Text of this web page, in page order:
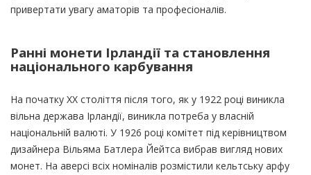
привертати увагу аматорів та професіоналів.
Ранні монети Ірландії та становлення
національного карбування
На початку XX століття після того, як у 1922 році виникла
вільна держава Ірландії, виникла потреба у власній
національній валюті. У 1926 році комітет під керівництвом
дизайнера Вільяма Батлера Йейтса вибрав вигляд нових
монет. На аверсі всіх номіналів розмістили кельтську арфу